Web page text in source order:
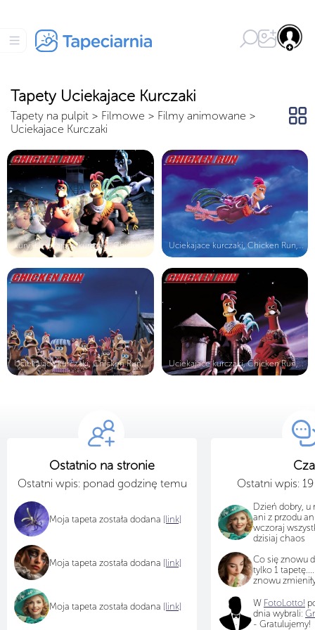
Tapety Uciekajace Kurczaki
Tapety na pulpit > Filmowe > Filmy animowane >
Uciekajace Kurczaki
kury, Uciekające kurczaki, Chicken ... Uciekajace kurczaki, Chicken Run, k...
Uciekające kurczaki, Chicken Run, p... Uciekajace kurczaki, Chicken Run, d...
Ostatnio na stronie
Ostatni wpis: ponad godzinę temu
Moja tapeta została dodana [link]
Moja tapeta została dodana [link]
Moja tapeta została dodana [link]
Ostatni wpis:
Dzień dobry, u
ani z przodu
wczoraj
dzisiaj chaos
Co się znowu
tylko 1
znowu
W FotoLotto!
dnia wybrali:
- Gratulujemy!